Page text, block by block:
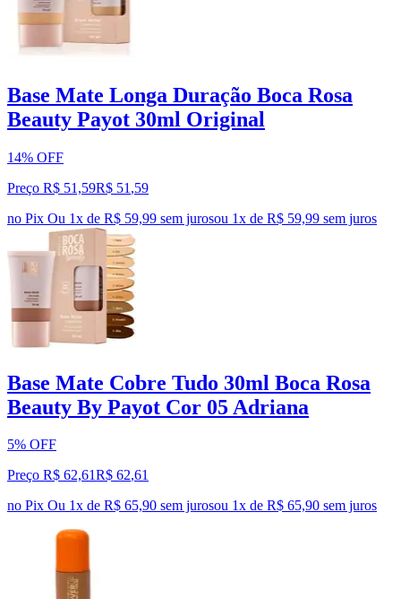
Base Mate Longa Duração Boca Rosa
Beauty Payot 30ml Original
14% OFF
Preço R$ 51,59R$ 51 ,59
no Pix Ou 1x de R$ 59,99 sem jurosou 1x de R$ 59,99 sem juros
Base Mate Cobre Tudo 30ml Boca Rosa
Beauty By Payot Cor 05 Adriana
5% OFF
Preço R$ 62,61R$ 62,61
no Pix Ou 1x de R$ 65,90 sem jurosou 1x de R$ 65,90 sem juros